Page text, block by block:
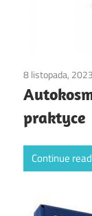
8 listopada, 2023
praktyce
Continue